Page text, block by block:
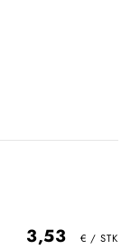
3,53